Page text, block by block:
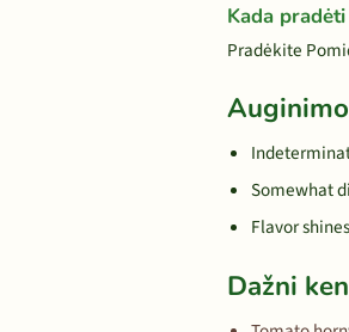
Kada
Pradėkite
Somewhat
Flavor
Dažni